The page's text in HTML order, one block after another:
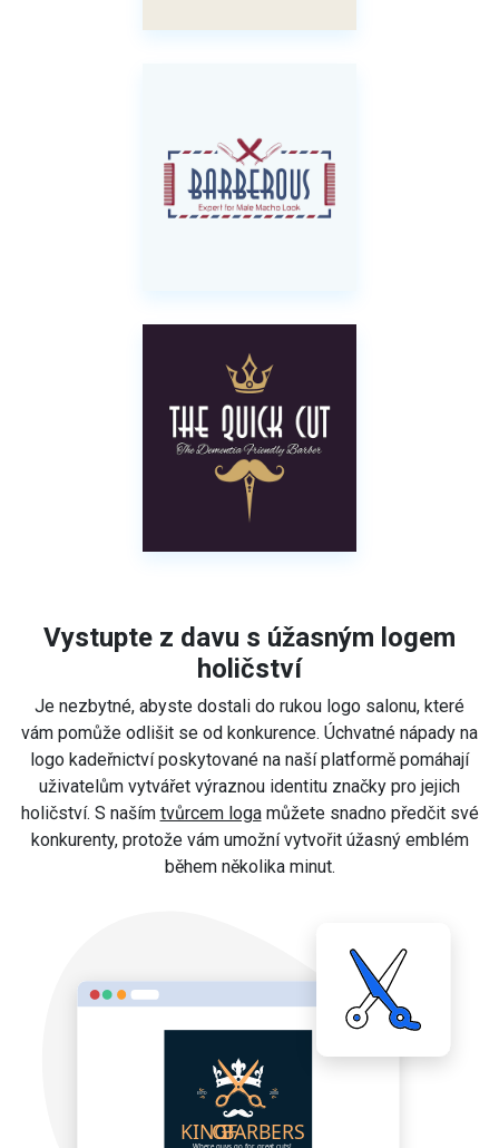
Vystupte z davu s úžasným logem
holičství
Je nezbytné, abyste dostali do rukou logo salonu, které
vám pomůže odlišit se od konkurence. Úchvatné nápady na
logo kadeřnictví poskytované na naší platformě pomáhají
uživatelům vytvářet výraznou identitu značky pro jejich
holičství. S naším tvůrcem logamůžete snadno předčit své
konkurenty, protože vám umožní vytvořit úžasný emblém
během několika minut.